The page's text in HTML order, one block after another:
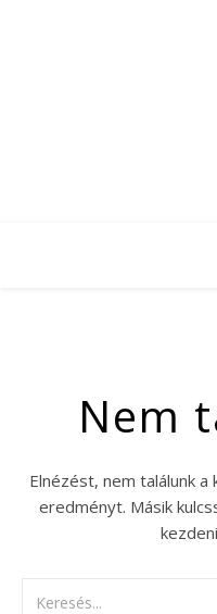
Nem
Elnézést, nem találunk
eredményt. Másik